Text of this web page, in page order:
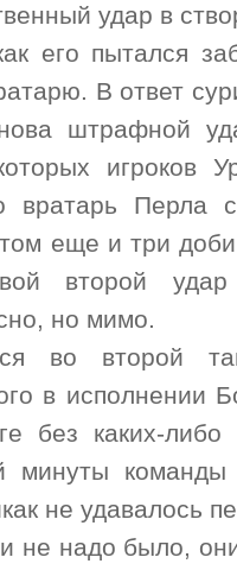
удар в
его пытался
В ответ
штрафной
игроков
вратарь Перла
еще и три
второй
но мимо.
во второй
в исполнении
без каких-
минуты
не удавалось
не надо было,